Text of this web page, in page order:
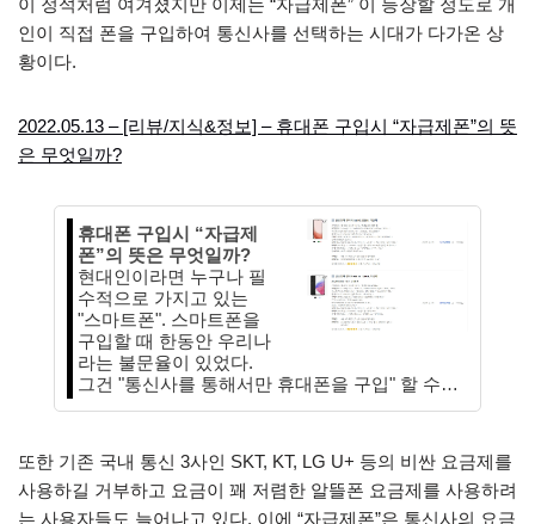
이 정석처럼 여겨졌지만 이제는 “자급제폰” 이 등장할 정도로 개
인이 직접 폰을 구입하여 통신사를 선택하는 시대가 다가온 상
황이다.
2022.05.13 – [리뷰/지식&정보] – 휴대폰 구입시 “자급제폰”의 뜻
은 무엇일까?
휴대폰 구입시 “자급제
폰”의 뜻은 무엇일까?
현대인이라면 누구나 필
수적으로 가지고 있는
"스마트폰". 스마트폰을
구입할 때 한동안 우리나
라는 불문율이 있었다.
그건 "통신사를 통해서만 휴대폰을 구입" 할 수…
또한 기존 국내 통신 3사인 SKT, KT, LG U+ 등의 비싼 요금제를
사용하길 거부하고 요금이 꽤 저렴한 알뜰폰 요금제를 사용하려
는 사용자들도 늘어나고 있다. 이에 “자급제폰”은 통신사의 요금